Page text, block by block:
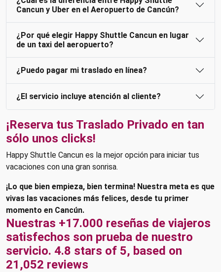
Cancun y Uber en el Aeropuerto de Cancún?
¿Por qué elegir Happy Shuttle Cancun en lugar
de un taxi del aeropuerto?
¿Puedo pagar mi traslado en línea?
¿El servicio incluye atención al cliente?
¡Reserva tus Traslado Privado en tan
sólo unos clicks!
Happy Shuttle Cancun es la mejor opción para iniciar tus
vacaciones con una gran sonrisa.
¡Lo que bien empieza, bien termina! Nuestra meta es que
vivas las vacaciones más felices, desde tu primer
momento en Cancún.
Nuestras +17.000 reseñas de viajeros
satisfechos son prueba de nuestro
servicio. 4.8 stars of 5, based on
21,052 reviews